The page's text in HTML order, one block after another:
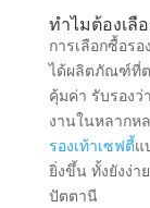
ตรงถึงจังหวัด
การหาซื้อรอง
ข้อมูลการจัดส่
คุณก็สามารถท
มากยิ่งขึ้น มา
ความมั่นใจให้
ทำไมต้องเลื
การเลือกซื้อร